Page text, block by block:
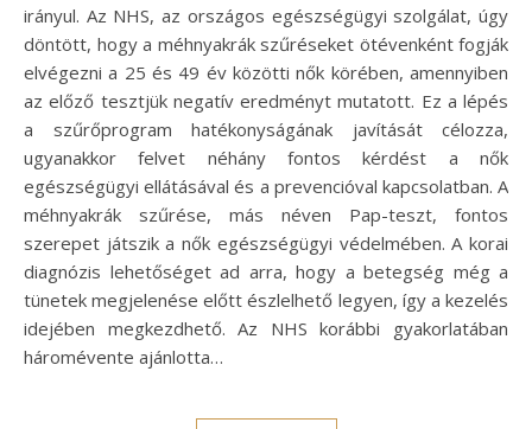
irányul. Az NHS, az országos egészségügyi szolgálat, úgy
döntött, hogy a méhnyakrák szűréseket ötévenként fogják
elvégezni a 25 és 49 év közötti nők körében, amennyiben
az előző tesztjük negatív eredményt mutatott. Ez a lépés
a szűrőprogram hatékonyságának javítását célozza,
ugyanakkor felvet néhány fontos kérdést a nők
egészségügyi ellátásával és a prevencióval kapcsolatban. A
méhnyakrák szűrése, más néven Pap-teszt, fontos
szerepet játszik a nők egészségügyi védelmében. A korai
diagnózis lehetőséget ad arra, hogy a betegség még a
tünetek megjelenése előtt észlelhető legyen, így a kezelés
idejében megkezdhető. Az NHS korábbi gyakorlatában
háromévente ajánlotta…